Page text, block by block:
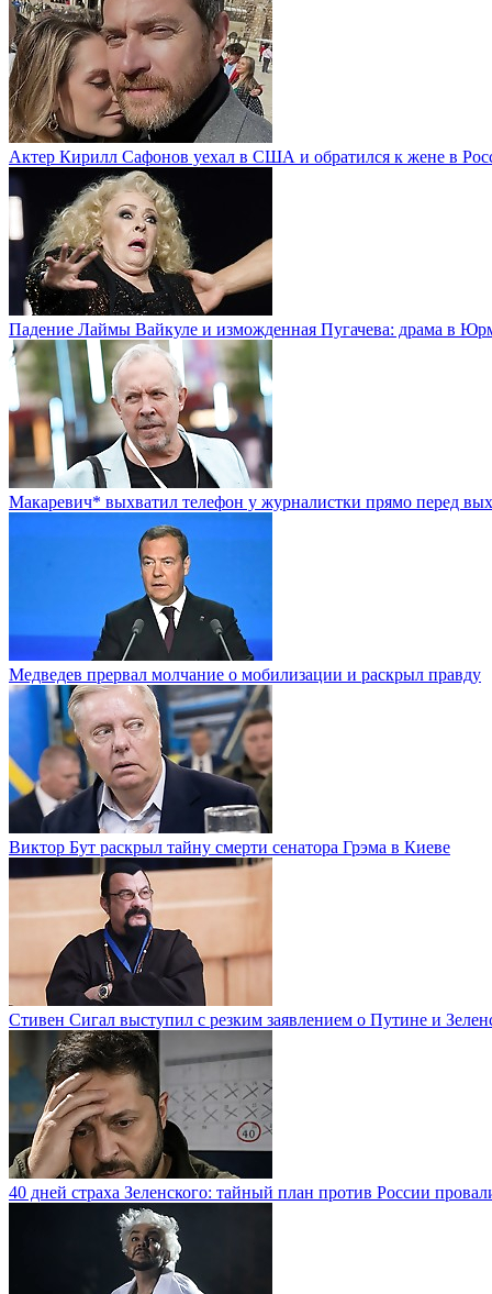
Актер Кирилл Сафонов уехал в США и обратился к жене в
Падение Лаймы Вайкуле и изможденная Пугачева: драма в
Макаревич* выхватил телефон у журналистки прямо перед
Медведев прервал молчание о мобилизации и раскрыл правду
Виктор Бут раскрыл тайну смерти сенатора Грэма в Киеве
Стивен Сигал выступил с резким заявлением о Путине и
40 дней страха Зеленского: тайный план против России